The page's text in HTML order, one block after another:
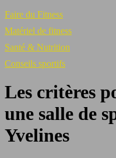
Faire du Fitness
Matériel de fitness
Santé & Nutrition
Conseils sportifs
Les critères
une salle de
Yvelines